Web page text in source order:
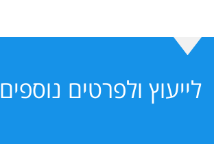
לייעוץ ולפרטים נוספים